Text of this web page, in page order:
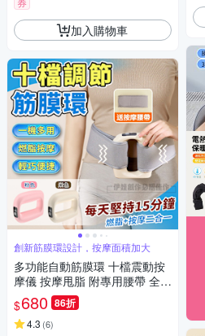
加入購物車
創新筋膜環設計，按摩面積加大
多功能自動筋膜環 十檔震動按
摩儀 按摩甩脂 附專用腰帶 全身
通用 深度舒緩 直擊筋膜
$680 86折
4.3 (6)